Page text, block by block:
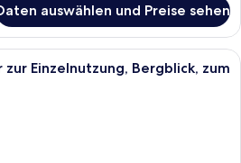
auswählen und Preise sehen
Ein modernes Schlafzimmer mit
Einzelnutzung, Bergblick, zum